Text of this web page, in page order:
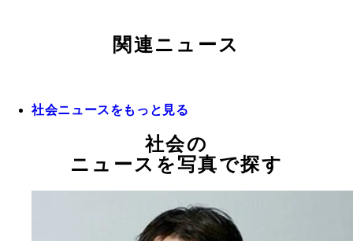
関連ニュース
社会ニュースをもっと見る
社会の
ニュースを写真で探す